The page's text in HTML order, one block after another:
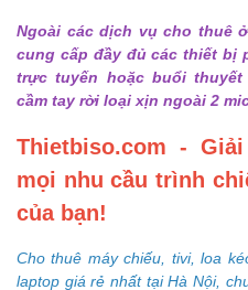
Ngoài các dịch vụ cho thuê ở
cung cấp đầy đủ các thiết bị
trực tuyến hoặc buổi thuyết
cầm tay rời loại xịn ngoài 2
Thietbiso.com -
mọi nhu cầu trình
của bạn!
Cho thuê máy chiếu, tivi, loa
laptop giá rẻ nhất tại Hà Nội,